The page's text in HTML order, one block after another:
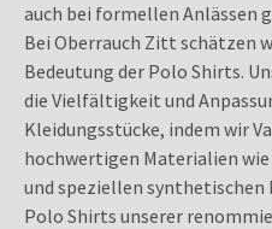
auch bei formellen Anlässen
Bei Oberrauch Zitt schätzen
Bedeutung der Polo Shirts.
die Vielfältigkeit und
Kleidungsstücke, indem wir
hochwertigen Materialien
und speziellen synthetischen
Polo Shirts unserer